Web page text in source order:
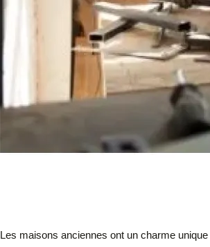
Les maisons anciennes ont un charme